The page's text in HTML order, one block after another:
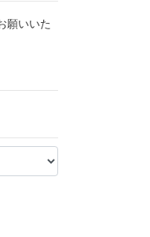
願いいた